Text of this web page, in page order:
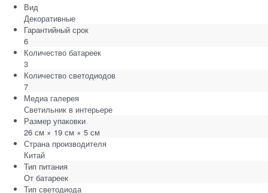
Вид
Декоративные
Гарантийный срок
6
Количество батареек
3
Количество светодиодов
7
Медиа галерея
Светильник в интерьере
Размер упаковки
26 см × 19 см × 5 см
Страна производителя
Китай
Тип питания
От батареек
Тип светодиода